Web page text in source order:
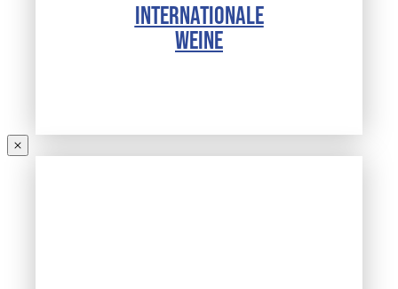
INTERNATIONALE
WEINE